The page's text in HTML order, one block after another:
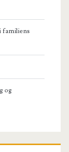
familiens
og